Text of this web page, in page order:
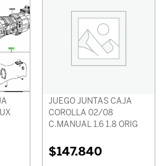
JUEGO JUNTAS CAJA
COROLLA 02/08
C.MANUAL 1.6 1.8 ORIG
$147.840